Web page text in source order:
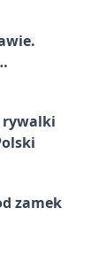
rywalki
zamek